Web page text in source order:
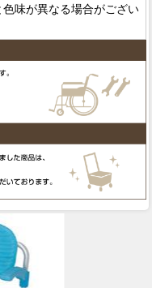
味が異なる場合がござい